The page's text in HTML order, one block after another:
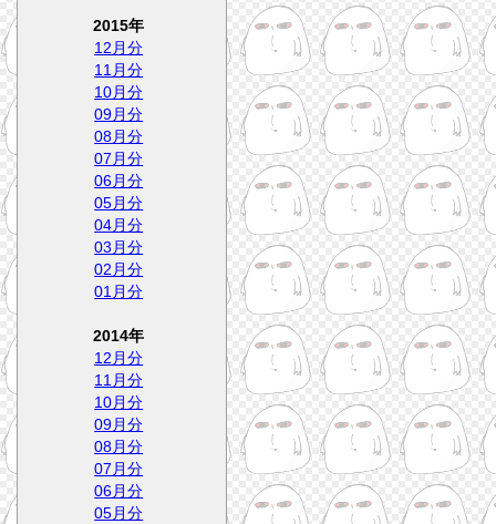
2015年
12月分
11月分
10月分
09月分
08月分
07月分
06月分
05月分
04月分
03月分
02月分
01月分
2014年
12月分
11月分
10月分
09月分
08月分
07月分
06月分
05月分